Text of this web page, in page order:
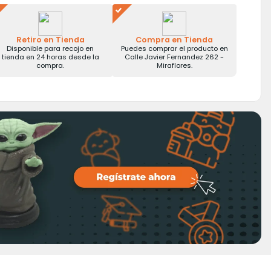
Retiro en Tienda
Disponible para recojo en
tienda en 24 horas desde la
compra.
Compra en Tienda
Puedes comprar el producto en
Calle Javier Fernandez 262 -
Miraflores.